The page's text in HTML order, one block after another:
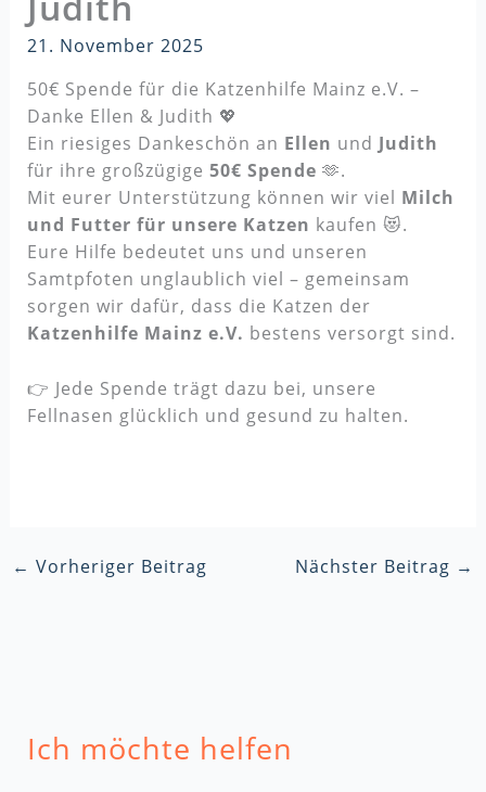
21. November 2025
50€ Spende für die Katzenhilfe Mainz e.V. –
Danke Ellen & Judith 💖
Ein riesiges Dankeschön an Ellen und Judith
für ihre großzügige 50€ Spende 🫶.
Mit eurer Unterstützung können wir viel Milch
und Futter für unsere Katzen kaufen 😻.
Eure Hilfe bedeutet uns und unseren
Samtpfoten unglaublich viel – gemeinsam
sorgen wir dafür, dass die Katzen der
Katzenhilfe Mainz e.V. bestens versorgt sind.
👉 Jede Spende trägt dazu bei, unsere
Fellnasen glücklich und gesund zu halten.
← Vorheriger Beitrag Nächster Beitrag →
Ich möchte helfen